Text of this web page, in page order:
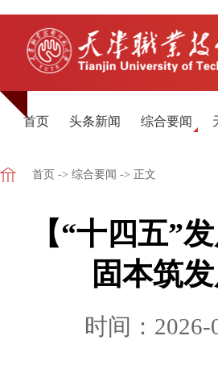
首页 头条新闻 综合要闻
首页 -> 综合要闻 -> 正文
【“十四五”
固本筑
时间：2026-